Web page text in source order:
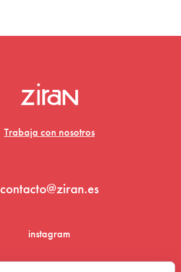
Trabaja con nosotros
contacto@ziran.es
instagram